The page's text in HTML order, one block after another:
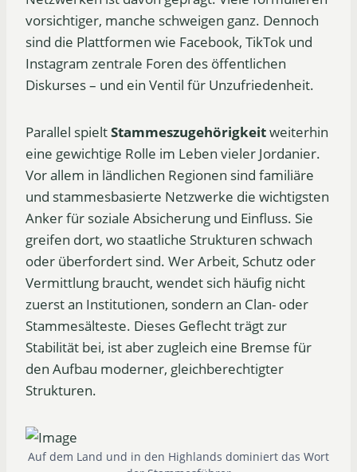
vorsichtiger, manche schweigen ganz. Dennoch
sind die Plattformen wie Facebook, TikTok und
Instagram zentrale Foren des öffentlichen
Diskurses – und ein Ventil für Unzufriedenheit.
Parallel spieltStammeszugehörigkeitweiterhin
eine gewichtige Rolle im Leben vieler Jordanier.
Vor allem in ländlichen Regionen sind familiäre
und stammesbasierte Netzwerke die wichtigsten
Anker für soziale Absicherung und Einfluss. Sie
greifen dort, wo staatliche Strukturen schwach
oder überfordert sind. Wer Arbeit, Schutz oder
Vermittlung braucht, wendet sich häufig nicht
zuerst an Institutionen, sondern an Clan- oder
Stammesälteste. Dieses Geflecht trägt zur
Stabilität bei, ist aber zugleich eine Bremse für
den Aufbau moderner, gleichberechtigter
Strukturen.
Auf dem Land und in den Highlands dominiert das Wort